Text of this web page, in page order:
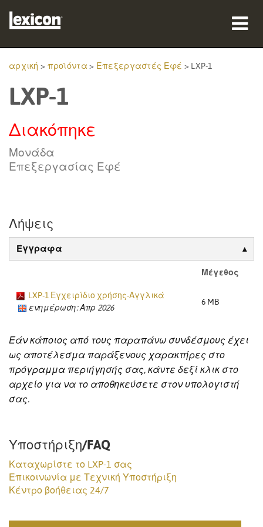
προϊόντα
πού να αγοράσετε
Μελέτες περίπτωσης
εκπαίδευση
Γλώσσα/Περιοχή
αρχική > προϊόντα > Επεξεργαστές Εφέ > LXP-1
LXP-1
Διακόπηκε
Μονάδα
Επεξεργασίας Εφέ
Λήψεις
Έγγραφα
Μέγεθος
LXP-1 Εγχειρίδιο χρήσης-Αγγλικά
ενημέρωση: Απρ 2026
6 MB
Εάν κάποιος από τους παραπάνω συνδέσμους έχει
ως αποτέλεσμα παράξενους χαρακτήρες στο
πρόγραμμα περιήγησής σας, κάντε δεξί κλικ στο
αρχείο για να το αποθηκεύσετε στον υπολογιστή
σας.
Υποστήριξη/FAQ
Καταχωρίστε το LXP-1 σας
Επικοινωνία με Τεχνική Υποστήριξη
Κέντρο βοήθειας 24/7